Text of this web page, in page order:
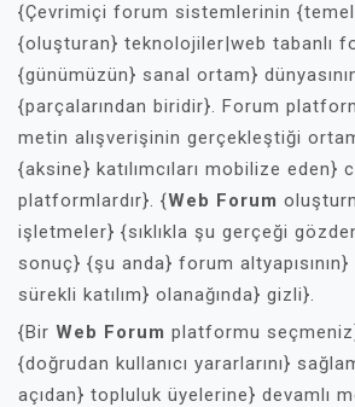
{Çevrimiçi forum sistemlerinin {temel
{oluşturan} teknolojiler|web tabanlı
{günümüzün} sanal ortam}
{parçalarından biridir}. Forum
metin alışverişinin gerçekleştiği
{aksine} katılımcıları mobilize eden}
platformlardır}. {Web Forum
işletmeler} {sıklıkla şu gerçeği
sonuç} {şu anda} forum
sürekli katılım} olanağında} gizli}.
{Bir Web Forum platformu
{doğrudan kullanıcı yararlarını}
açıdan} topluluk üyelerine} devamlı